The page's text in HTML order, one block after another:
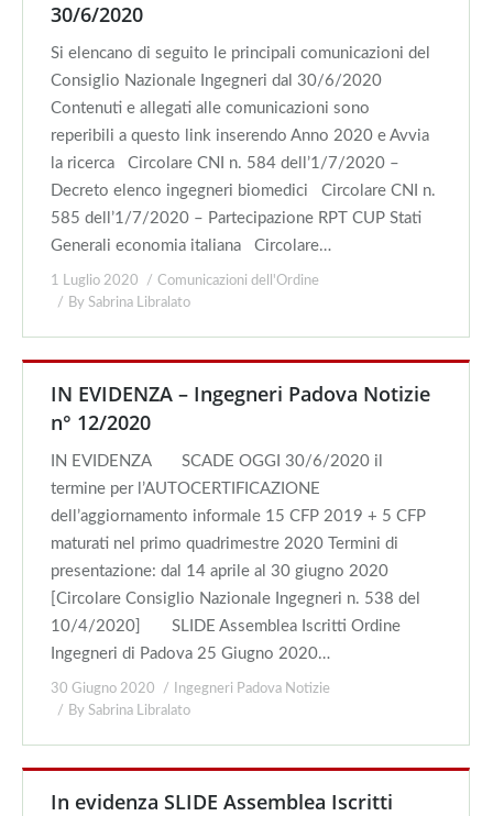
30/6/2020
Si elencano di seguito le principali comunicazioni del
Consiglio Nazionale Ingegneri dal 30/6/2020
Contenuti e allegati alle comunicazioni sono
reperibili a questo link inserendo Anno 2020 e Avvia
la ricerca Circolare CNI n. 584 dell’1/7/2020 –
Decreto elenco ingegneri biomedici Circolare CNI n.
585 dell’1/7/2020 – Partecipazione RPT CUP Stati
Generali economia italiana Circolare…
1 Luglio 2020
Comunicazioni dell'Ordine
By Sabrina Libralato
IN EVIDENZA – Ingegneri Padova Notizie
n° 12/2020
IN EVIDENZA SCADE OGGI 30/6/2020 il
termine per l’AUTOCERTIFICAZIONE
dell’aggiornamento informale 15 CFP 2019 + 5 CFP
maturati nel primo quadrimestre 2020 Termini di
presentazione: dal 14 aprile al 30 giugno 2020
[Circolare Consiglio Nazionale Ingegneri n. 538 del
10/4/2020] SLIDE Assemblea Iscritti Ordine
Ingegneri di Padova 25 Giugno 2020…
30 Giugno 2020
Ingegneri Padova Notizie
By Sabrina Libralato
In evidenza SLIDE Assemblea Iscritti